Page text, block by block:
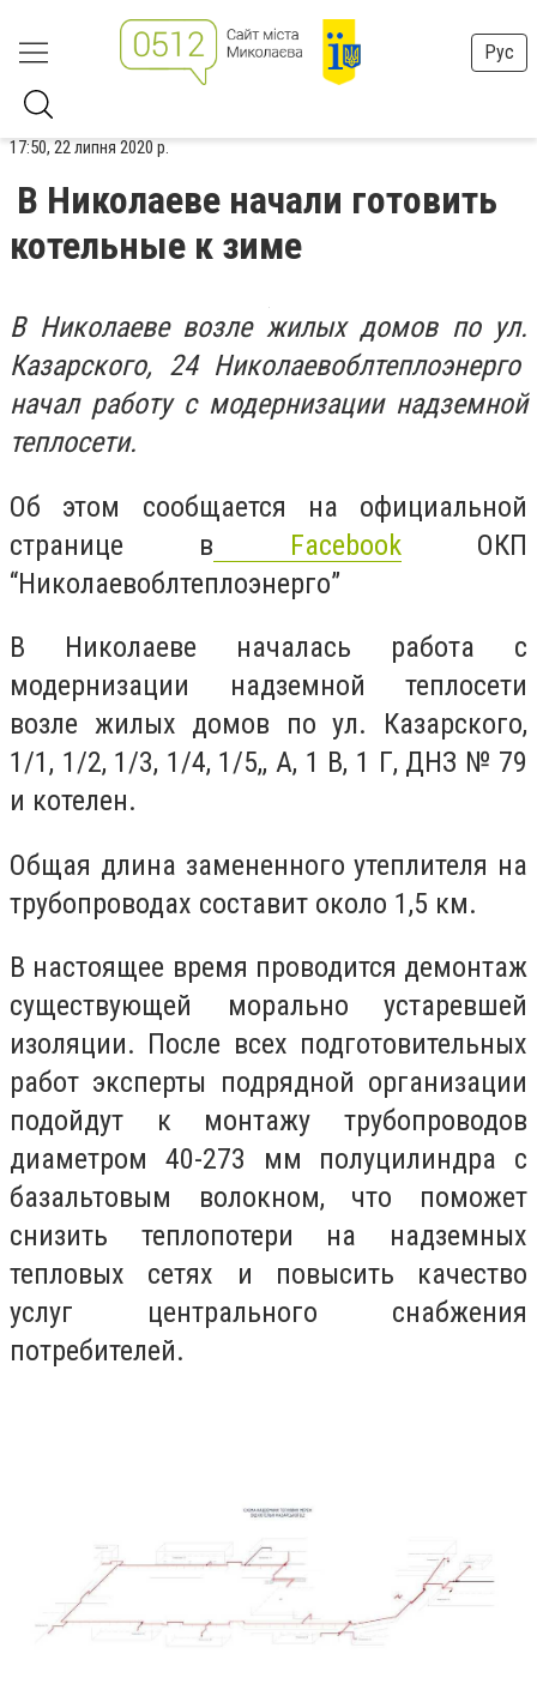
Рус
17:50, 22 липня 2020 р.
В Николаеве начали готовить
котельные к зиме
В Николаеве возле жилых домов по ул.
Казарского, 24 Николаевоблтеплоэнерго
начал работу с модернизации надземной
теплосети.
Об этом сообщается на официальной
странице в FacebookОКП
“Николаевоблтеплоэнерго”
В Николаеве началась работа с
модернизации надземной теплосети
возле жилых домов по ул. Казарского,
1/1, 1/2, 1/3, 1/4, 1/5,, А, 1 В, 1 Г, ДНЗ № 79
и котелен.
Общая длина замененного утеплителя на
трубопроводах составит около 1,5 км.
В настоящее время проводится демонтаж
существующей морально устаревшей
изоляции. После всех подготовительных
работ эксперты подрядной организации
подойдут к монтажу трубопроводов
диаметром 40-273 мм полуцилиндра с
базальтовым волокном, что поможет
снизить теплопотери на надземных
тепловых сетях и повысить качество
услуг центрального снабжения
потребителей.